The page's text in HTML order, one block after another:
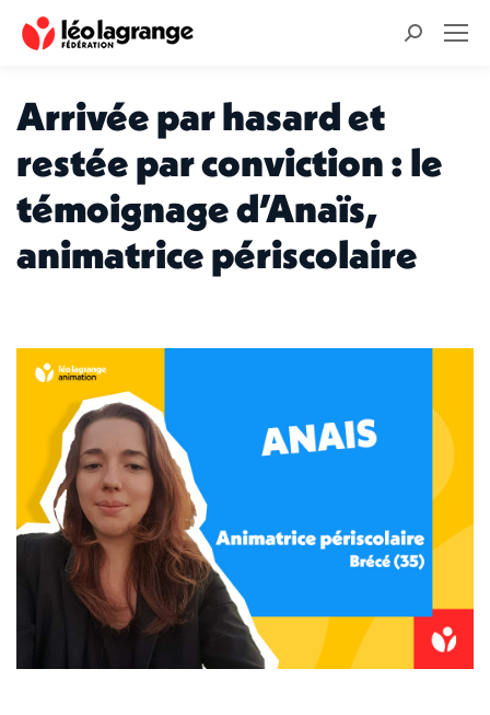
Recherche
Arrivée par hasard et
restée par conviction : le
témoignage d’Anaïs,
animatrice périscolaire